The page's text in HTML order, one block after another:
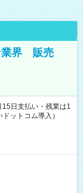
業界 販売
日支払い・残業は1
ットコム導入）